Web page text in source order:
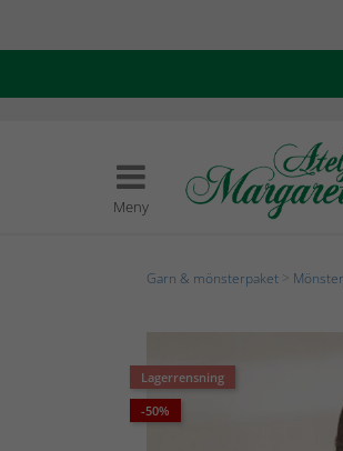
Meny
Garn & mönsterpaket
Lagerrensning
-50%